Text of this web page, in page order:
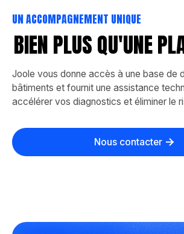
UN ACCOMPAGNEMENT UNIQUE
BIEN PLUS QU'UNE
Joole vous donne accès à une base de
bâtiments et fournit une assistance
accélérer vos diagnostics et éliminer le
Nous contacter